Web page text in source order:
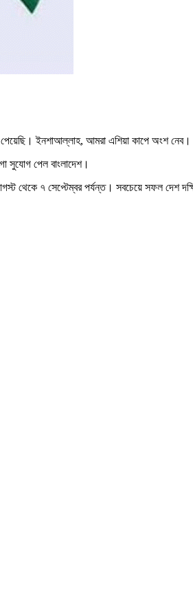
পেয়েছি। ইনশাআল্লাহ, আমরা এশিয়া কাপে অংশ
সুযোগ পেল বাংলাদেশ।
থেকে ৭ সেপ্টেম্বর পর্যন্ত। সবচেয়ে সফল দেশ